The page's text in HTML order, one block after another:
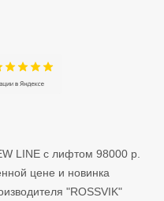
LINE с лифтом 98000 р.
цене и новинка
"ROSSVIK"